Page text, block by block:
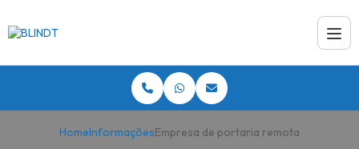
HomeInformaçõesEmpresa de portaria remota